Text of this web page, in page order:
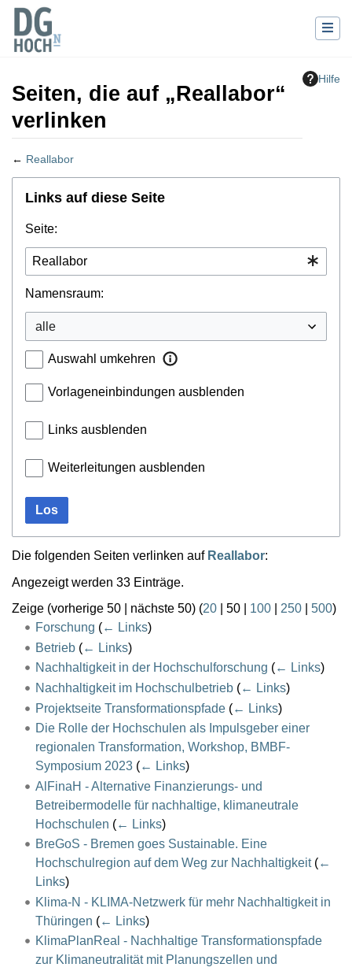
Hilfe
Seiten, die auf „Reallabor“
verlinken
← Reallabor
Wechseln zu:Navigation,Suche
Links auf diese Seite
Seite:
Namensraum:
Auswahl umkehren
Vorlageneinbindungen ausblenden
Links ausblenden
Weiterleitungen ausblenden
Los
Die folgenden Seiten verlinken auf Reallabor:
Angezeigt werden 33 Einträge.
Zeige (vorherige 50 nächste 50) (20 50 100 250 500)
Forschung (← Links)
Betrieb (← Links)
Nachhaltigkeit in der Hochschulforschung (← Links)
Nachhaltigkeit im Hochschulbetrieb (← Links)
Projektseite Transformationspfade (← Links)
Die Rolle der Hochschulen als Impulsgeber einer
regionalen Transformation, Workshop, BMBF-
Symposium 2023 (← Links)
AlFinaH - Alternative Finanzierungs- und
Betreibermodelle für nachhaltige, klimaneutrale
Hochschulen (← Links)
BreGoS - Bremen goes Sustainable. Eine
Hochschulregion auf dem Weg zur Nachhaltigkeit (←
Links)
Klima-N - KLIMA-Netzwerk für mehr Nachhaltigkeit in
Thüringen (← Links)
KlimaPlanReal - Nachhaltige Transformationspfade
zur Klimaneutralität mit Planungszellen und